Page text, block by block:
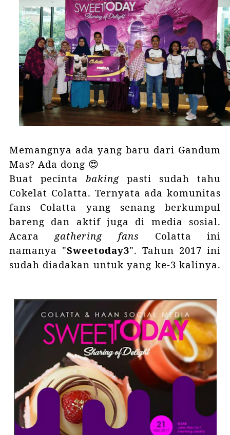
Memangnya ada yang baru dari Gandum
Mas? Ada dong 😍
Buat pecinta bakingpasti sudah tahu
Cokelat Colatta. Ternyata ada komunitas
fans Colatta yang senang berkumpul
bareng dan aktif juga di media sosial.
Acaragathering fans Colatta ini
namanya "Sweetoday3". Tahun 2017 ini
sudah diadakan untuk yang ke-3 kalinya.